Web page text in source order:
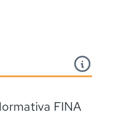
FINA